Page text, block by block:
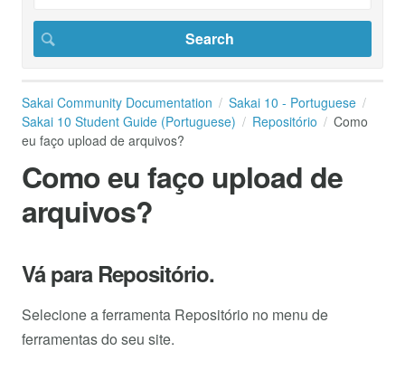
Sakai Community Documentation
Sakai 10 - Portuguese
Sakai 10 Student Guide (Portuguese)
Repositório
Como
eu faço upload de arquivos?
Como eu faço upload de
arquivos?
Vá para Repositório.
Selecione a ferramenta Repositório no menu de
ferramentas do seu site.